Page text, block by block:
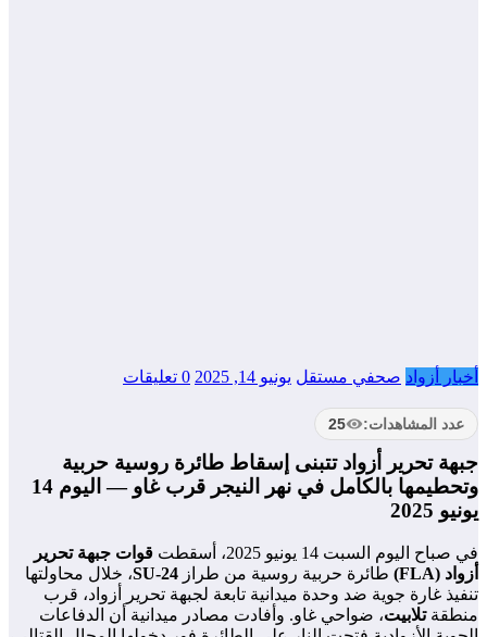
أخبار أزواد صحفي مستقل يونيو 14, 2025 0 تعليقات
عدد المشاهدات: 25
جبهة تحرير أزواد تتبنى إسقاط طائرة روسية حربية
وتحطيمها بالكامل في نهر النيجر قرب غاو — اليوم 14
يونيو 2025
في صباح اليوم السبت 14 يونيو 2025، أسقطت
قوات جبهة تحرير
أزواد (FLA)
طائرة حربية روسية من طراز SU-24، خلال محاولتها
تنفيذ غارة جوية ضد وحدة ميدانية تابعة لجبهة تحرير أزواد، قرب
منطقةتلابيت، ضواحي غاو. وأفادت مصادر ميدانية أن الدفاعات